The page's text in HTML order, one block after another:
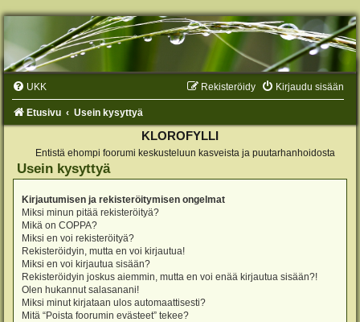
UKK Kirjaudu sisään
Rekisteröidy
Etusivu Usein kysyttyä
KLOROFYLLI
Entistä ehompi foorumi keskusteluun kasveista ja puutarhanhoidosta
Usein kysyttyä
Kirjautumisen ja rekisteröitymisen ongelmat
Miksi minun pitää rekisteröityä?
Mikä on COPPA?
Miksi en voi rekisteröityä?
Rekisteröidyin, mutta en voi kirjautua!
Miksi en voi kirjautua sisään?
Rekisteröidyin joskus aiemmin, mutta en voi enää kirjautua sisään?!
Olen hukannut salasanani!
Miksi minut kirjataan ulos automaattisesti?
Mitä “Poista foorumin evästeet” tekee?